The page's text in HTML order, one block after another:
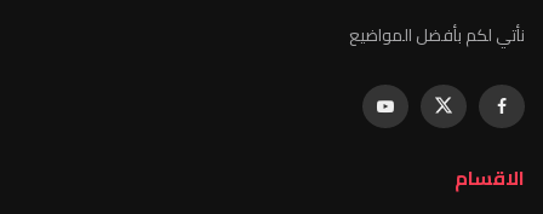
نأتي لكم بأفضل المواضيع
الاقسام